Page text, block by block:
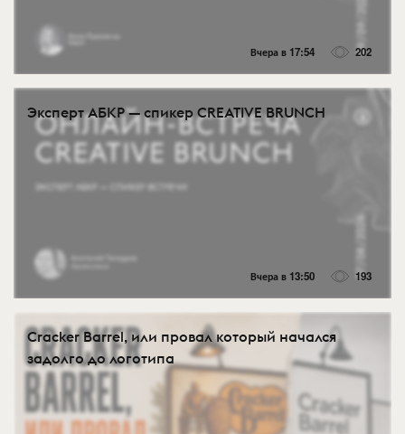
Вчера в 17:54 202
Эксперт АБКР — спикер CREATIVE BRUNCH
Вчера в 13:50 193
Cracker Barrel, или провал который начался
задолго до логотипа